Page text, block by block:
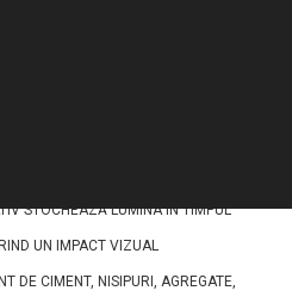
STOCHEAZĂ LUMINA ÎN TIMPUL
UN IMPACT VIZUAL
DE CIMENT, NISIPURI, AGREGATE,